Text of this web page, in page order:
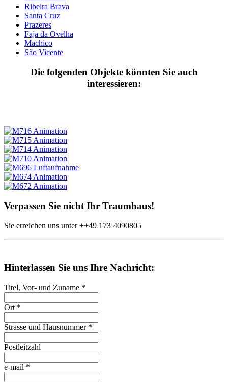
Ribeira Brava
Santa Cruz
Prazeres
Faja da Ovelha
Machico
São Vicente
Die folgenden Objekte könnten Sie auch
interessieren:
Verpassen Sie nicht Ihr Traumhaus!
Sie erreichen uns unter++49 173 4090805
Hinterlassen Sie uns Ihre Nachricht:
Titel, Vor- und Zuname *
Ort *
Strasse und Hausnummer *
Postleitzahl
e-mail *